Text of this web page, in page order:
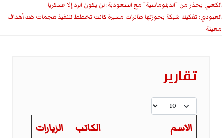
الكعبي يحذر من "الدبلوماسية" مع السعودية: لن يكون الرد إلا عسكريا
العبودي: تفكيك شبكة بحوزتها طائرات مسيرة كانت تخطط لتنفيذ هجمات ضد أهداف
معينة
تقارير
عدد الإظهارات:
الاسم الكاتب
الزيارات